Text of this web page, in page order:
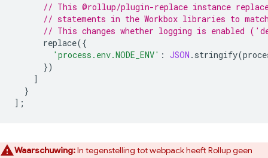
// This @rollup/plugin-replace instance replaces
// statements in the Workbox libraries to
// This changes whether logging is enabled
replace({
'process.env.NODE_ENV' : JSON . stringify(
})
]
}
];
Waarschuwing:In tegenstelling tot webpack heeft Rollup geen